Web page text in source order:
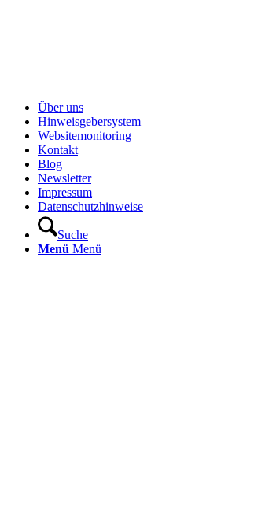
Über uns
Hinweisgebersystem
Websitemonitoring
Kontakt
Blog
Newsletter
Impressum
Datenschutzhinweise
Suche
Menü Menü